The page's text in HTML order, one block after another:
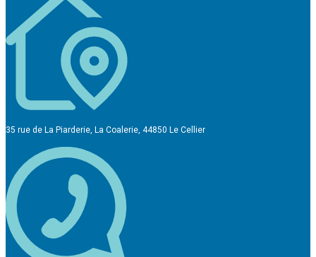
35 rue de La Piarderie, La Coalerie, 44850 Le Cellier